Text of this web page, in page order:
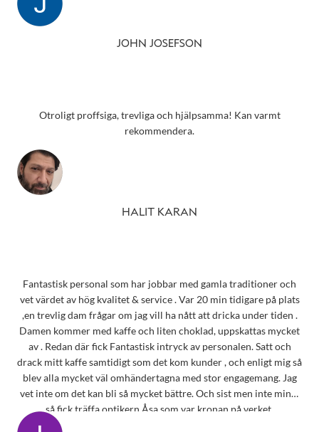
JOHN JOSEFSON
Otroligt proffsiga, trevliga och hjälpsamma! Kan varmt
rekommendera.
HALIT KARAN
Fantastisk personal som har jobbar med gamla traditioner och
vet värdet av hög kvalitet & service . Var 20 min tidigare på plats
,en trevlig dam frågar om jag vill ha nått att dricka under tiden .
Damen kommer med kaffe och liten choklad, uppskattas mycket
av . Redan där fick Fantastisk intryck av personalen. Satt och
drack mitt kaffe samtidigt som det kom kunder , och enligt mig så
blev alla mycket väl omhändertagna med stor engagemang. Jag
vet inte om det kan bli så mycket bättre. Och sist men inte minst
så fick träffa optikern Åsa som var kronan på verket.